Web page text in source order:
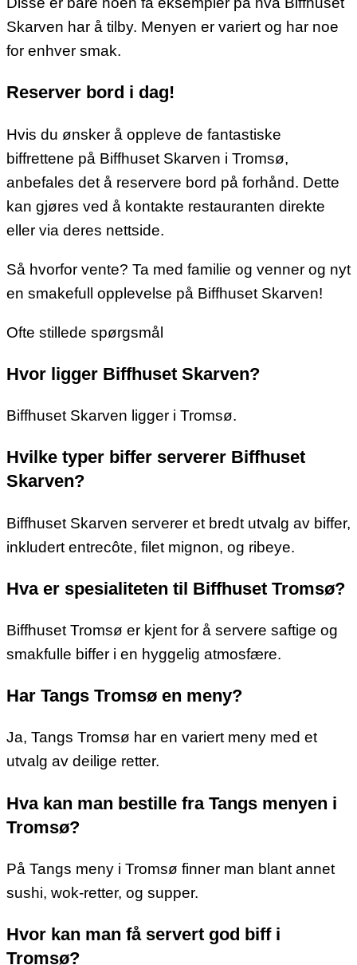
Skarven har å tilby. Menyen er variert og har noe
for enhver smak.
Reserver bord i dag!
Hvis du ønsker å oppleve de fantastiske
biffrettene på Biffhuset Skarven i Tromsø,
anbefales det å reservere bord på forhånd. Dette
kan gjøres ved å kontakte restauranten direkte
eller via deres nettside.
Så hvorfor vente? Ta med familie og venner og nyt
en smakefull opplevelse på Biffhuset Skarven!
Ofte stillede spørgsmål
Hvor ligger Biffhuset Skarven?
Biffhuset Skarven ligger i Tromsø.
Hvilke typer biffer serverer Biffhuset
Skarven?
Biffhuset Skarven serverer et bredt utvalg av biffer,
inkludert entrecôte, filet mignon, og ribeye.
Hva er spesialiteten til Biffhuset Tromsø?
Biffhuset Tromsø er kjent for å servere saftige og
smakfulle biffer i en hyggelig atmosfære.
Har Tangs Tromsø en meny?
Ja, Tangs Tromsø har en variert meny med et
utvalg av deilige retter.
Hva kan man bestille fra Tangs menyen i
Tromsø?
På Tangs meny i Tromsø finner man blant annet
sushi, wok-retter, og supper.
Hvor kan man få servert god biff i
Tromsø?